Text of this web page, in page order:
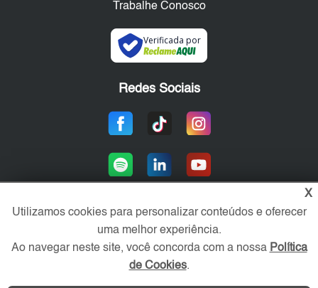
Trabalhe Conosco
Verificada por
Redes Sociais
Área exclusiva aos anunciantes,
acesse sua conta:
X
Utilizamos cookies para personalizar conteúdos e oferecer
uma melhor experiência.
Ao navegar neste site, você concorda com a nossa Política
de Cookies.